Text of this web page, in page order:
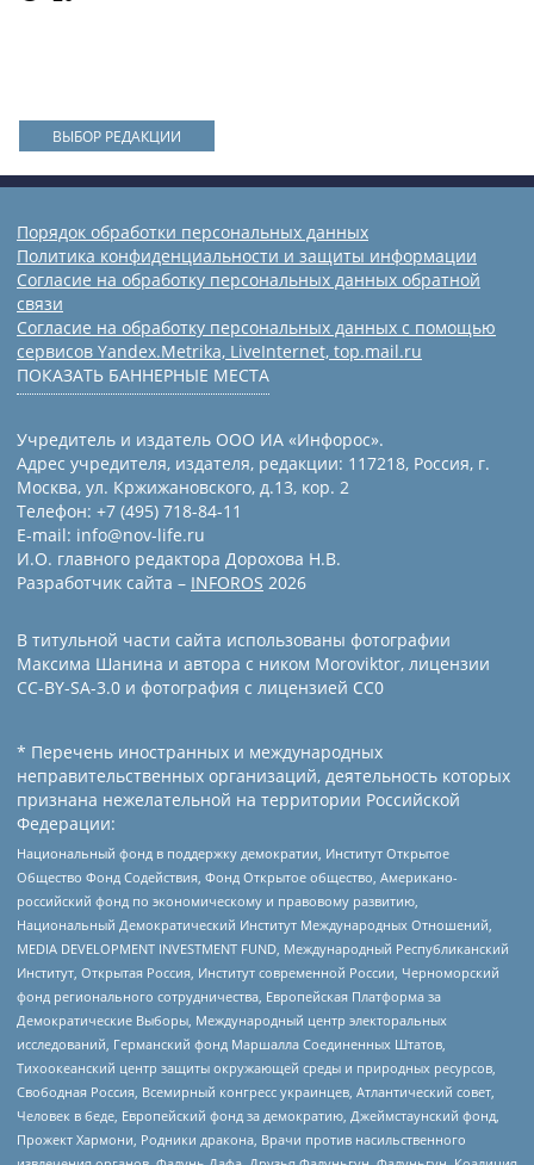
ВЫБОР РЕДАКЦИИ
Порядок обработки персональных данных
Политика конфиденциальности и защиты информации
Согласие на обработку персональных данных обратной
связи
Согласие на обработку персональных данных с помощью
сервисов Yandex.Metrika, LiveInternet, top.mail.ru
ПОКАЗАТЬ БАННЕРНЫЕ МЕСТА
Учредитель и издатель ООО ИА «Инфорос».
Адрес учредителя, издателя, редакции: 117218, Россия, г.
Москва, ул. Кржижановского, д.13, кор. 2
Телефон: +7 (495) 718-84-11
E-mail: info@nov-life.ru
И.О. главного редактора Дорохова Н.В.
Разработчик сайта – INFOROS 2026
В титульной части сайта использованы фотографии
Максима Шанина и автора с ником Moroviktor, лицензии
CC-BY-SA-3.0 и фотография с лицензией СС0
* Перечень иностранных и международных
неправительственных организаций, деятельность которых
признана нежелательной на территории Российской
Федерации:
Национальный фонд в поддержку демократии, Институт Открытое
Общество Фонд Содействия, Фонд Открытое общество, Американо-
российский фонд по экономическому и правовому развитию,
Национальный Демократический Институт Международных Отношений,
MEDIA DEVELOPMENT INVESTMENT FUND, Международный Республиканский
Институт, Открытая Россия, Институт современной России, Черноморский
фонд регионального сотрудничества, Европейская Платформа за
Демократические Выборы, Международный центр электоральных
исследований, Германский фонд Маршалла Соединенных Штатов,
Тихоокеанский центр защиты окружающей среды и природных ресурсов,
Свободная Россия, Всемирный конгресс украинцев, Атлантический совет,
Человек в беде, Европейский фонд за демократию, Джеймстаунский фонд,
Прожект Хармони, Родники дракона, Врачи против насильственного